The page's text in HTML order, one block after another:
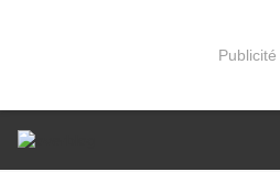
Publicité